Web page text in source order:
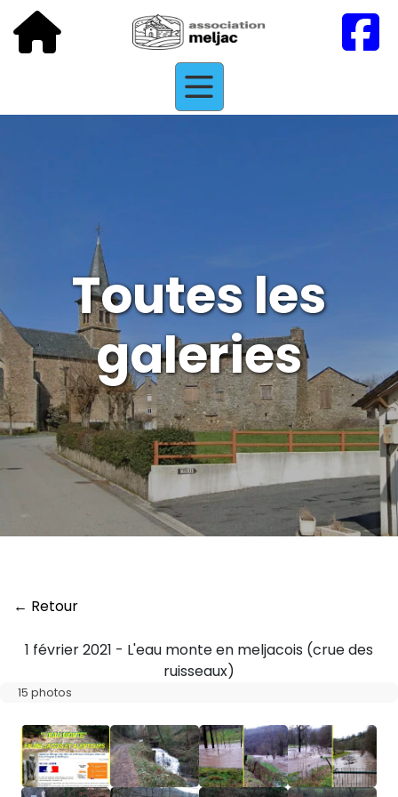
Toutes les
galeries
← Retour
1 février 2021 - L'eau monte en meljacois (crue des
ruisseaux)
15 photos